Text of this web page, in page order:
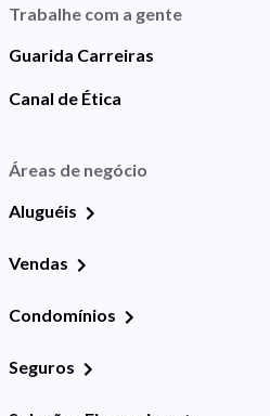
Trabalhe com a gente
Guarida Carreiras
Canal de Ética
Áreas de negócio
Aluguéis
Vendas
Condomínios
Seguros